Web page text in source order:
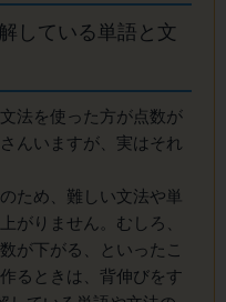
している単語と文
法を使った方が点数が
んいますが、実はそれ
ため、難しい文法や単
がりません。むしろ、
が下がる、といったこ
るときは、背伸びをす